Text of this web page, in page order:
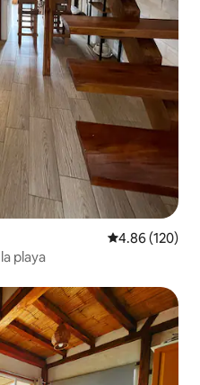
Calificación
4.86 (120)
playa